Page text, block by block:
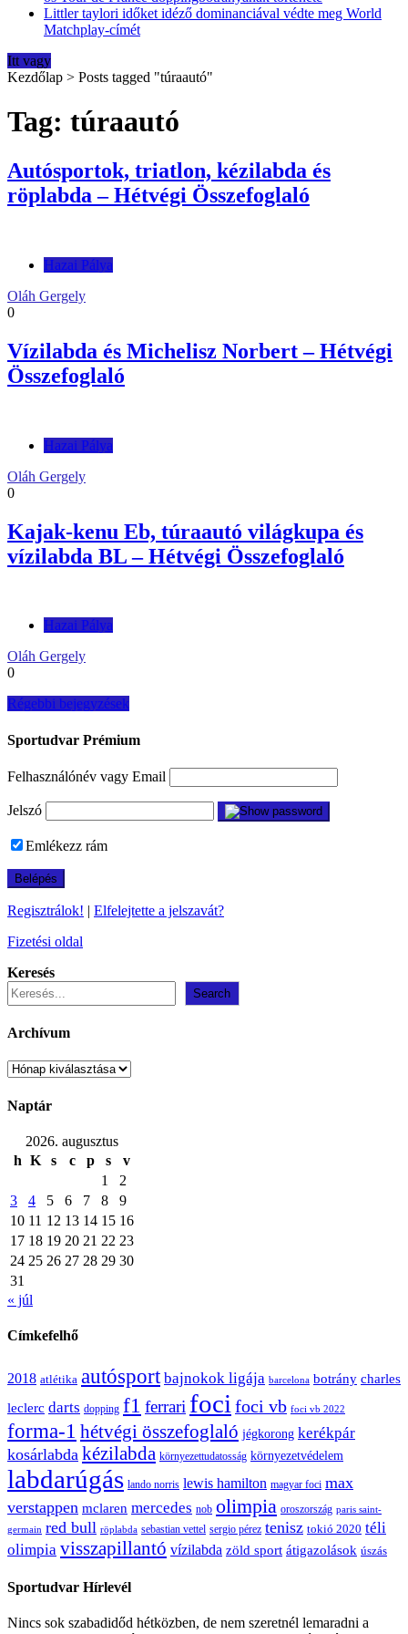
Littler taylori időket idéző dominanciával védte meg World
Matchplay-címét
Itt vagy
Kezdőlap > Posts tagged "túraautó"
Tag: túraautó
Autósportok, triatlon, kézilabda és
röplabda – Hétvégi Összefoglaló
Hazai Pálya
Oláh Gergely
0
Vízilabda és Michelisz Norbert – Hétvégi
Összefoglaló
Hazai Pálya
Oláh Gergely
0
Kajak-kenu Eb, túraautó világkupa és
vízilabda BL – Hétvégi Összefoglaló
Hazai Pálya
Oláh Gergely
0
Bejegyzés
navigáció
Régebbi bejegyzések
Sportudvar Prémium
Felhasználónév vagy Email
Jelszó
Emlékezz rám
Regisztrálok! | Elfelejtette a jelszavát?
Fizetési oldal
Keresés
Search
Archívum
Archívum
Naptár
2026. augusztus
h K s c p s
v
1
2
3
4 5 6 7 8
9
10 11 12 13 14 15 16
17 18 19 20 21 22 23
24 25 26 27 28 29 30
31
« júl
Címkefelhő
2018 atlétika autósport bajnokok ligája barcelona botrány charles
leclerc darts dopping f1 ferrari foci foci vb foci vb 2022
forma-1 hétvégi összefoglaló jégkorong kerékpár
kosárlabda kézilabda környezettudatosság környezetvédelem
labdarúgás lando norris lewis hamilton magyar foci max
verstappen mclaren mercedes nob olimpia oroszország paris saint-
germain red bull röplabda sebastian vettel sergio pérez tenisz tokió 2020 téli
olimpia visszapillantó vízilabda zöld sport átigazolások úszás
Sportudvar Hírlevél
Nincs sok szabadidőd hétközben, de nem szeretnél lemaradni a